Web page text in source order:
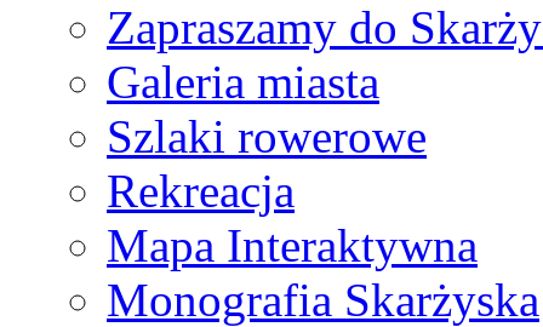
Zapraszamy do
Galeria miasta
Szlaki rowerowe
Rekreacja
Mapa Interaktywna
Monografia Skarżyska